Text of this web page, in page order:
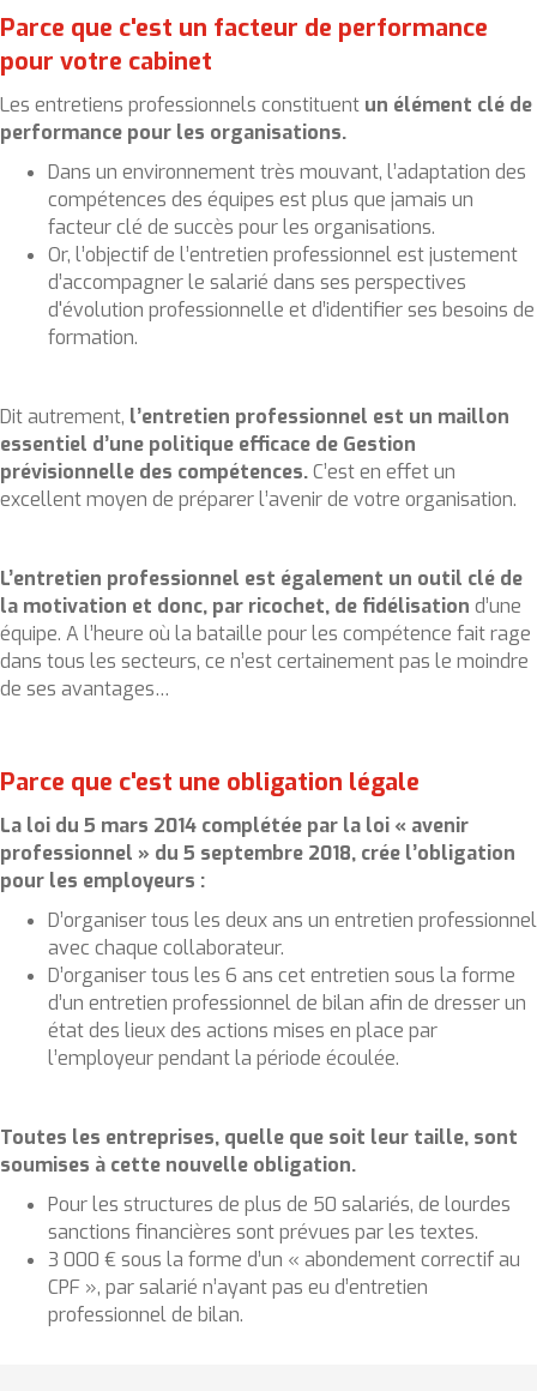
Parce que c'est un facteur de performance
pour votre cabinet
Les entretiens professionnels constituent un élément clé de
performance pour les organisations.
Dans un environnement très mouvant, l’adaptation des
compétences des équipes est plus que jamais un
facteur clé de succès pour les organisations.
Or, l’objectif de l’entretien professionnel est justement
d’accompagner le salarié dans ses perspectives
d'évolution professionnelle et d’identifier ses besoins de
formation.
Dit autrement, l’entretien professionnel est un maillon
essentiel d’une politique efficace de Gestion
prévisionnelle des compétences.C’est en effet un
excellent moyen de préparer l’avenir de votre organisation.
L’entretien professionnel est également un outil clé de
la motivation et donc, par ricochet, de fidélisation d’une
équipe. A l’heure où la bataille pour les compétence fait rage
dans tous les secteurs, ce n’est certainement pas le moindre
de ses avantages…
Parce que c'est une obligation légale
La loi du 5 mars 2014 complétée par la loi « avenir
professionnel » du 5 septembre 2018, crée l’obligation
pour les employeurs :
D’organiser tous les deux ans un entretien professionnel
avec chaque collaborateur.
D’organiser tous les 6 ans cet entretien sous la forme
d’un entretien professionnel de bilan afin de dresser un
état des lieux des actions mises en place par
l’employeur pendant la période écoulée.
Toutes les entreprises, quelle que soit leur taille, sont
soumises à cette nouvelle obligation.
Pour les structures de plus de 50 salariés, de lourdes
sanctions financières sont prévues par les textes.
3 000 € sous la forme d’un « abondement correctif au
CPF », par salarié n’ayant pas eu d’entretien
professionnel de bilan.